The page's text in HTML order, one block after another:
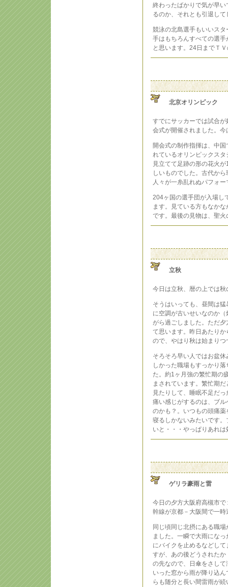
終わったばかりで気が早
るのか、それとも引退し
競泳の北島選手もいいス
手はもちろんすべての選
と思います。24日までＴ
北京オリンピック
すでにサッカーでは試合
会式が開催されました。
開会式の制作指揮は、中
れているオリンピックス
見立てて足跡の形の花火
しいものでした。古代か
人々が一糸乱れぬパフォ
204ヶ国の選手団が入場し
ます。見ている方もなか
です。最後の見物は、聖
立秋
今日は立秋、暦の上では秋
そうはいっても、昼間は
に空調が古いせいなのか
がら過ごしました。ただ
て思います。昨日あたり
ので、やはり秋は始まり
そろそろ早い人ではお盆
しかった職場もすっかり
た。約1ヶ月強の繁忙期の
まされています。繁忙期
見たりして、睡眠不足だ
痛い感じがするのは、ブ
のかも？。いつもの頭痛
寝るしかないみたいです
いと・・・やっぱりあれは
ゲリラ豪雨と雷
今日の夕方大阪府高槻市
幹線が京都－大阪間で一
同じ頃同じ北摂にある職
ました。一瞬で大雨にな
にバイクを止めるなどし
すが、あの後どうされた
の先なので、日傘をさし
いった窓から雨が降り込
らも随分と長い間雷雨が